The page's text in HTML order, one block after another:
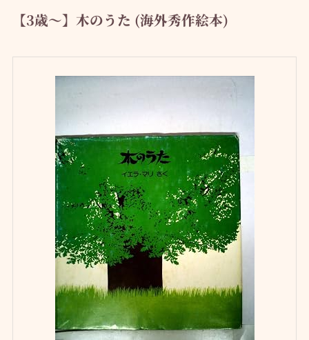
【3歳～】木のうた (海外秀作絵本)